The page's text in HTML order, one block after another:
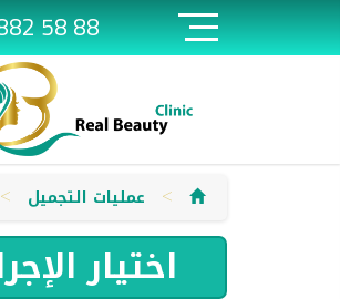
58 88
> عمليات التجميل >
اختيار